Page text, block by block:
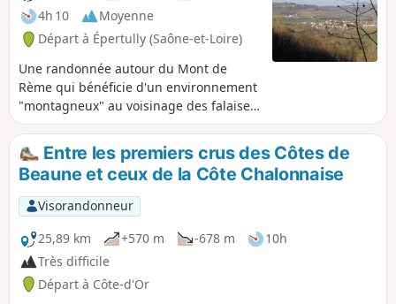
4h 10
Moyenne
Départ à Épertully (Saône-et-Loire)
Une randonnée autour du Mont de
Rème qui bénéficie d'un environnement
"montagneux" au voisinage des falaises
de Nolay et du Mont Rome. La balade
est tranquille avec seulement deux
courtes montées au-dessus des villages
de Créot et de Marcheseuil.
Entre les premiers crus des Côtes de
Beaune et ceux de la Côte Chalonnaise
Visorandonneur
25,89 km
+570 m -678 m
10h
Très difficile
Départ à Côte-d'Or